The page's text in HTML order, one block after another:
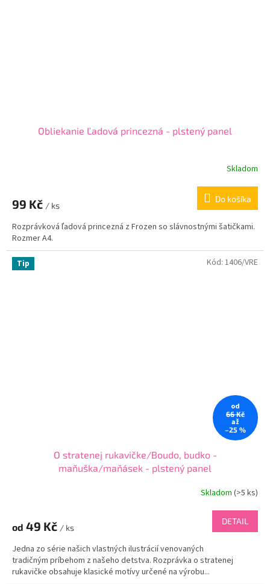
Obliekanie Ľadová princezná - plstený panel
Skladom
99 Kč / ks
Do košíka
Rozprávková ľadová princezná z Frozen so slávnostnými šatičkami.
Rozmer A4.
Tip
od
66 Kč
až
–25 %
O stratenej rukavičke/Boudo, budko -
maňuška/maňásek - plstený panel
Skladom (>5 ks)
od 49 Kč / ks
DETAIL
Jedna zo série našich vlastných ilustrácií venovaných
tradičným príbehom z našeho detstva. Rozprávka o stratenej
rukavičke obsahuje klasické motívy určené na výrobu...
Kód: 1406/VRE